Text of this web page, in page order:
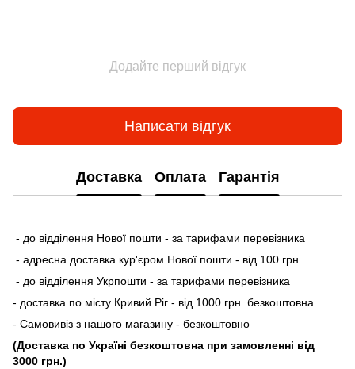
Додайте перший відгук
Написати відгук
Доставка Оплата Гарантія
- до відділення Нової пошти - за тарифами перевізника
- адресна доставка кур'єром Нової пошти - від 100 грн.
- до відділення Укрпошти - за тарифами перевізника
- доставка по місту Кривий Ріг - від 1000 грн. безкоштовна
- Самовивіз з нашого магазину - безкоштовно
(Доставка по Україні безкоштовна при замовленні від
3000 грн.)